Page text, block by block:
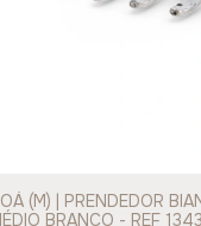
(M) | PRENDEDOR
BRANCO - REF